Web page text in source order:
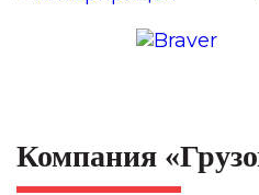
Компания